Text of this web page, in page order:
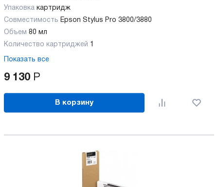
Упаковка картридж
Совместимость Epson Stylus Pro 3800/3880
Объем 80 мл
Количество картриджей 1
Показать все
9 130 Р
В корзину